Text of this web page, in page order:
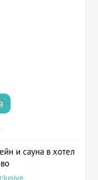
и сауна в хотел